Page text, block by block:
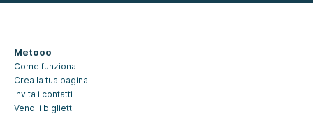
Metooo
Come funziona
Crea la tua pagina
Invita i contatti
Vendi i biglietti